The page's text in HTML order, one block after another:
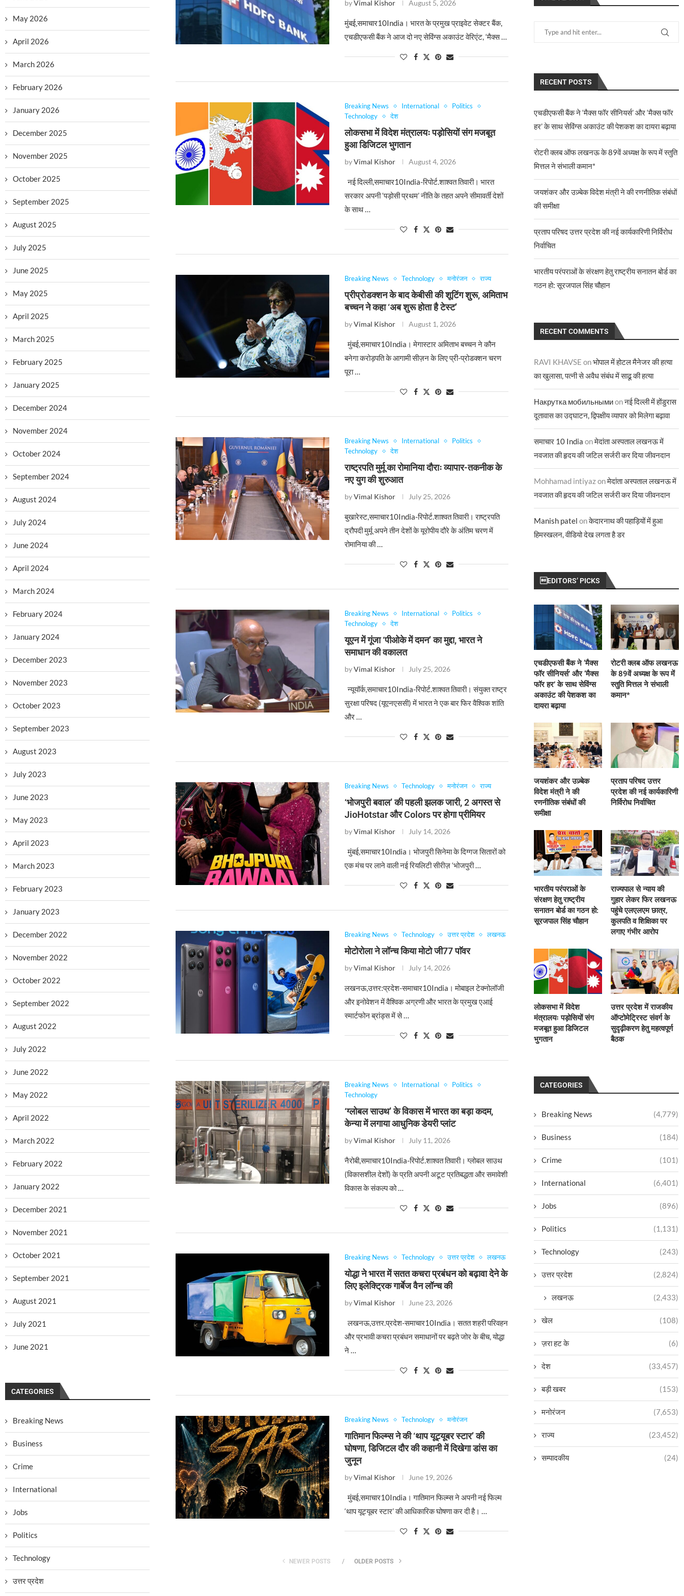
byVimal Kishor August 5, 2026
मुंबई,समाचार10India। भारत के प्रमुख प्राइवेट सेक्टर बैंक,
एचडीएफसी बैंक ने आज दो नए सेविंग्स अकाउंट वेरिएंट, ‘मैक्स …
Breaking News International
Politics
Technology
देश
लोकसभा में विदेश मंत्रालयः पड़ोसियों संग मजबूत
हुआ डिजिटल भुगतान
byVimal Kishor August 4, 2026
नई दिल्ली,समाचार10India-रिपोर्ट.शाश्वत तिवारी। भारत
सरकार अपनी ‘पड़ोसी प्रथम’ नीति के तहत अपने सीमावर्ती देशों
के साथ …
Breaking News Technology मनोरंजन राज्य
प्रीप्रोडक्शन के बाद केबीसी की शूटिंग शुरू, अमिताभ
बच्चन ने कहा ‘अब शुरू होता है टेस्ट’
byVimal Kishor August 1, 2026
मुंबई,समाचार10India। मेगास्टार अमिताभ बच्चन ने कौन
बनेगा करोड़पति के आगामी सीज़न के लिए प्री-प्रोडक्शन चरण
पूरा …
Breaking News International
Politics
Technology
देश
राष्ट्रपति मुर्मू का रोमानिया दौराः व्यापार-तकनीक के
नए युग की शुरुआत
byVimal Kishor July 25, 2026
बुखारेस्ट,समाचार10India-रिपोर्ट.शाश्वत तिवारी। राष्ट्रपति
द्रौपदी मुर्मू अपने तीन देशों के यूरोपीय दौरे के अंतिम चरण में
रोमानिया की …
Breaking News International
Politics
Technology
देश
यूएन में गूंजा ‘पीओके में दमन’ का मुद्दा, भारत ने
समाधान की वकालत
byVimal Kishor July 25, 2026
न्यूयॉर्क,समाचार10India-रिपोर्ट.शाश्वत तिवारी। संयुक्त राष्ट्र
सुरक्षा परिषद (यूएनएससी) में भारत ने एक बार फिर वैश्विक शांति
और …
Breaking News Technology मनोरंजन राज्य
‘भोजपुरी बवाल’ की पहली झलक जारी, 2 अगस्त से
JioHotstar और Colors पर होगा प्रीमियर
byVimal Kishor July 14, 2026
मुंबई,समाचार10India। भोजपुरी सिनेमा के दिग्गज सितारों को
एक मंच पर लाने वाली नई रियलिटी सीरीज़ ‘भोजपुरी …
Breaking News Technology उत्तर प्रदेश लखनऊ
मोटोरोला ने लॉन्च किया मोटो जी77 पाॅवर
byVimal Kishor July 14, 2026
लखनऊ,उत्तर:प्रदेश-समाचार10India। मोबाइल टेक्नोलॉजी
और इनोवेशन में वैश्विक अग्रणी और भारत के प्रमुख एआई
स्मार्टफोन ब्रांड्स में से …
Breaking News International
Politics
Technology
‘ग्लोबल साउथ’ के विकास में भारत का बड़ा कदम,
केन्या में लगाया आधुनिक डेयरी प्लांट
byVimal Kishor July 11, 2026
नैरोबी,समाचार10India-रिपोर्ट.शाश्वत तिवारी। ग्लोबल साउथ
(विकासशील देशों) के प्रति अपनी अटूट प्रतिबद्धता और समावेशी
विकास के संकल्प को …
Breaking News Technology उत्तर प्रदेश लखनऊ
योद्धा ने भारत में सतत कचरा प्रबंधन को बढ़ावा देने के
लिए इलेक्ट्रिक गार्बेज वैन लॉन्च की
byVimal Kishor June 23, 2026
लखनऊ,उत्तर.प्रदेश-समाचार10India। सतत शहरी परिवहन
और प्रभावी कचरा प्रबंधन समाधानों पर बढ़ते जोर के बीच, योद्धा
ने …
Breaking News Technology मनोरंजन
गातिमान फिल्म्स ने की ‘थाप यूट्यूबर स्टार’ की
घोषणा, डिजिटल दौर की कहानी में दिखेगा डांस का
जुनून
byVimal Kishor June 19, 2026
मुंबई,समाचार10India। गातिमान फिल्म्स ने अपनी नई फिल्म
‘थाप यूट्यूबर स्टार’ की आधिकारिक घोषणा कर दी है। …
NEWER POSTS OLDER POSTS
RECENT POSTS
एचडीएफसी बैंक ने ‘मैक्स फॉर सीनियर्स’ और ‘मैक्स फॉर
हर’ के साथ सेविंग्स अकाउंट की पेशकश का दायरा बढ़ाया
रोटरी क्लब ऑफ लखनऊ के 89वें अध्यक्ष के रूप में स्तुति
मित्तल ने संभाली कमान*
जयशंकर और उज़्बेक विदेश मंत्री ने की रणनीतिक संबंधों
की समीक्षा
प्रताप परिषद उत्तर प्रदेश की नई कार्यकारिणी निर्विरोध
निर्वाचित
भारतीय परंपराओं के संरक्षण हेतु राष्ट्रीय सनातन बोर्ड का
गठन हो: सूरजपाल सिंह चौहान
RECENT COMMENTS
RAVI KHAVSE onभोपाल में होटल मैनेजर की हत्या
का खुलासा, पत्नी से अवैध संबंध में साढू की हत्या
Накрутка мобильнымиonनई दिल्ली में होंडुरास
दूतावास का उद्घाटन, द्विपक्षीय व्यापार को मिलेगा बढ़ावा
समाचार 10 India onमेदांता अस्पताल लखनऊ में
नवजात की हृदय की जटिल सर्जरी कर दिया जीवनदान
Mohhamad intiyazonमेदांता अस्पताल लखनऊ में
नवजात की हृदय की जटिल सर्जरी कर दिया जीवनदान
Manish patel onकेदारनाथ की पहाड़ियों में हुआ
हिमस्खलन, वीडियो देख लगता है डर
EDITORS’ PICKS
एचडीएफसी बैंक ने ‘मैक्स
फॉर सीनियर्स’ और ‘मैक्स
फॉर हर’ के साथ सेविंग्स
अकाउंट की पेशकश का
दायरा बढ़ाया
रोटरी क्लब ऑफ लखनऊ
के 89वें अध्यक्ष के रूप में
स्तुति मित्तल ने संभाली
कमान*
जयशंकर और उज़्बेक
विदेश मंत्री ने की
रणनीतिक संबंधों की
समीक्षा
प्रताप परिषद उत्तर
प्रदेश की नई कार्यकारिणी
निर्विरोध निर्वाचित
भारतीय परंपराओं के
संरक्षण हेतु राष्ट्रीय
सनातन बोर्ड का गठन हो:
सूरजपाल सिंह चौहान
राज्यपाल से न्याय की
गुहार लेकर फिर लखनऊ
पहुंचे एलएलएम छात्र,
कुलपति व शिक्षिका पर
लगाए गंभीर आरोप
लोकसभा में विदेश
मंत्रालयः पड़ोसियों संग
मजबूत हुआ डिजिटल
भुगतान
उत्तर प्रदेश में राजकीय
ऑप्टोमेट्रिस्ट संवर्ग के
सुदृढ़ीकरण हेतु महत्वपूर्ण
बैठक
CATEGORIES
Breaking News (4,779)
Business (184)
Crime (101)
International (6,401)
Jobs (896)
Politics (1,131)
Technology (243)
उत्तर प्रदेश (2,824)
लखनऊ (2,433)
खेल (108)
ज़रा हट के (6)
देश (33,457)
बड़ी खबर (153)
मनोरंजन (7,653)
राज्य (23,452)
सम्पादकीय (24)
May 2026
April 2026
March 2026
February 2026
January 2026
December 2025
November 2025
October 2025
September 2025
August 2025
July 2025
June 2025
May 2025
April 2025
March 2025
February 2025
January 2025
December 2024
November 2024
October 2024
September 2024
August 2024
July 2024
June 2024
April 2024
March 2024
February 2024
January 2024
December 2023
November 2023
October 2023
September 2023
August 2023
July 2023
June 2023
May 2023
April 2023
March 2023
February 2023
January 2023
December 2022
November 2022
October 2022
September 2022
August 2022
July 2022
June 2022
May 2022
April 2022
March 2022
February 2022
January 2022
December 2021
November 2021
October 2021
September 2021
August 2021
July 2021
June 2021
CATEGORIES
Breaking News
Business
Crime
International
Jobs
Politics
Technology
उत्तर प्रदेश